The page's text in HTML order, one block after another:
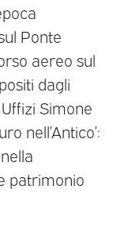
Ponte
aereo sul
dagli
Simone
nell’Antico’:
patrimonio